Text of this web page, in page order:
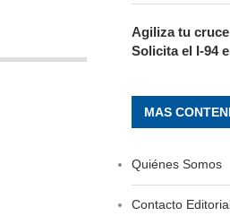
Agiliza tu
Solicita el I-94
MAS
Quiénes Somos
Contacto